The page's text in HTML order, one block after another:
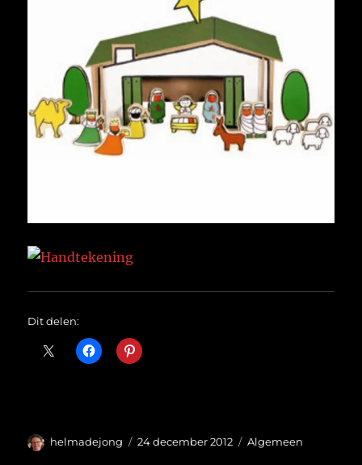
Dit delen:
Auteur
helmadejong
Geplaatst
24 december 2012 Categorieën
Algemeen